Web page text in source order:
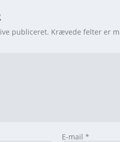
publiceret. Krævede felter er
E-mail *